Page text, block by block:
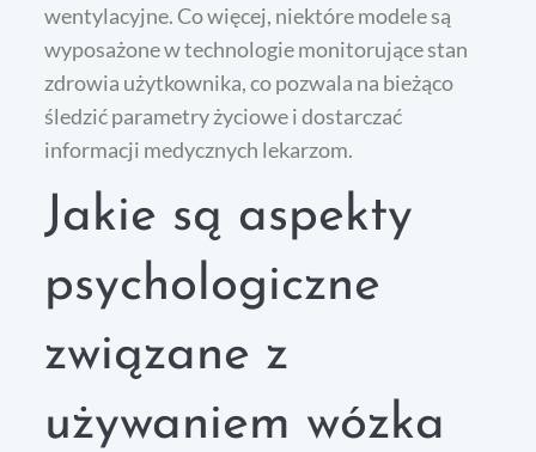
wentylacyjne. Co więcej, niektóre modele są
wyposażone w technologie monitorujące stan
zdrowia użytkownika, co pozwala na bieżąco
śledzić parametry życiowe i dostarczać
informacji medycznych lekarzom.
Jakie są aspekty
psychologiczne
związane z
używaniem wózka